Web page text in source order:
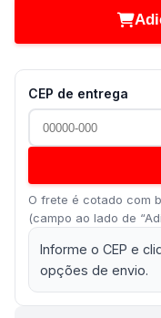
CEP de entrega
O frete é cotado com
(campo ao lado de
Informe o CEP e
opções de envio.